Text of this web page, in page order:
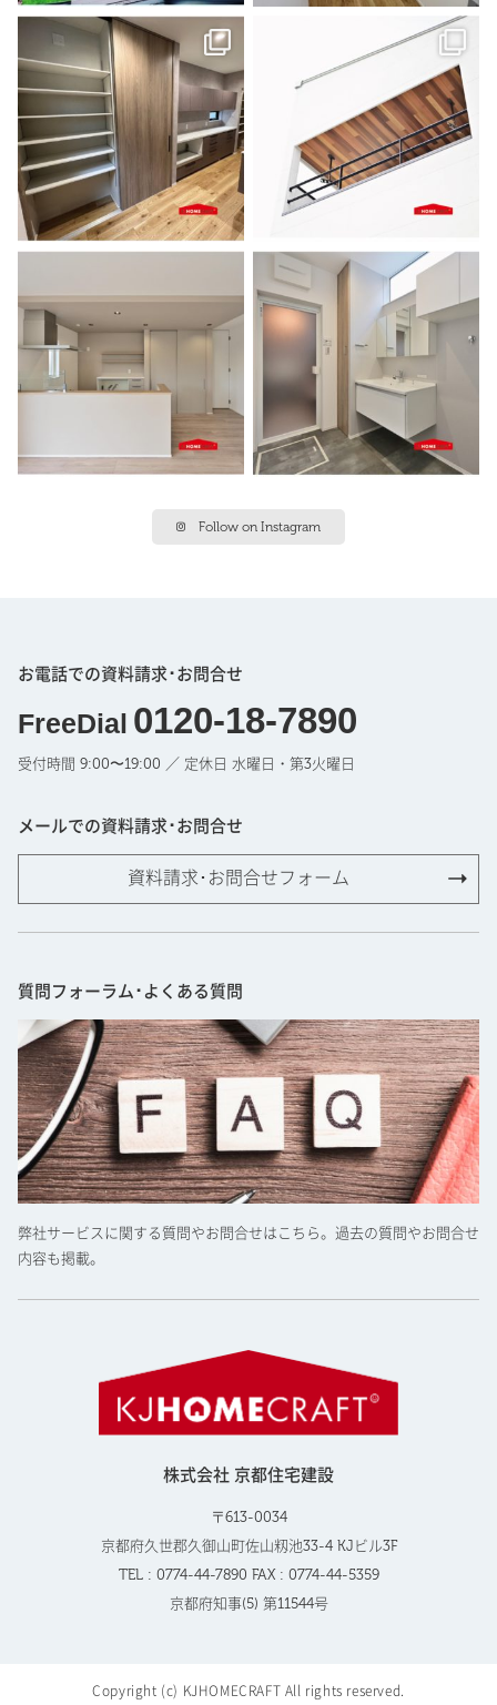
Follow on Instagram
お電話での資料請求･お問合せ
FreeDial 0120-18-7890
受付時間 9:00〜19:00 ／ 定休日 水曜日・第3火曜日
メールでの資料請求･お問合せ
資料請求･お問合せフォーム
質問フォーラム･よくある質問
弊社サービスに関する質問やお問合せはこちら。過去の質問やお問合せ
内容も掲載。
株式会社 京都住宅建設
〒613-0034
京都府久世郡久御山町佐山籾池33-4 KJビル3F
TEL : 0774-44-7890 FAX : 0774-44-5359
京都府知事(5) 第11544号
Copyright (c) KJHOMECRAFT All rights reserved.